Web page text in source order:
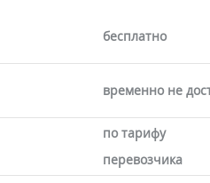
бесплатно
временно не
по тарифу
перевозчика